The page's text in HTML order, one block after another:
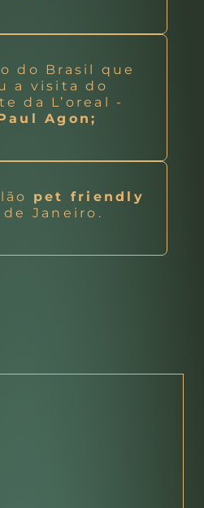
do Brasil que
a visita do
da L’oreal -
Agon;
pet friendly
Janeiro.